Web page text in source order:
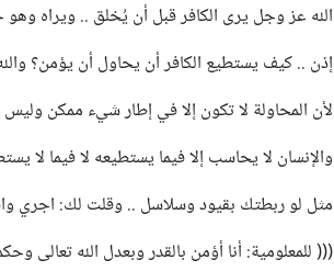
الله عز وجل يرى الكافر قبل أن يُخلق .. ويراه
إذن .. كيف يستطيع الكافر أن يحاول أن يؤمن؟
لأن المحاولة لا تكون إلا في إطار شيء ممكن
والإنسان لا يحاسب إلا فيما يستطيعه لا فيما لا
مثل لو ربطتك بقيود وسلاسل .. وقلت لك: اجري
((( للمعلومية: أنا أؤمن بالقدر وبعدل الله تعالى